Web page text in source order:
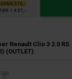
SPAR 516,-
FØR 1.427,-
Renault Clio 3 2.0 RS
(OUTLET)